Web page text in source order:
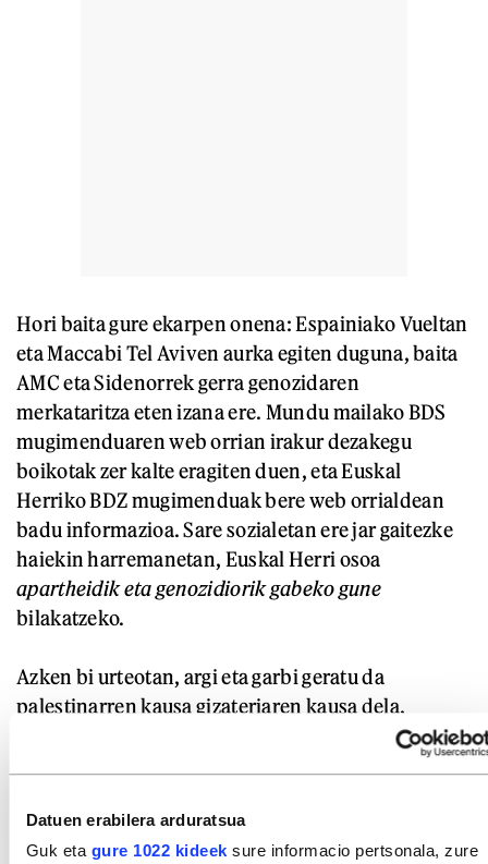
Datuen erabilera arduratsua
Guk eta gure 1022 kideek sure informacio pertsonala, zure
Hori baita gure ekarpen onena: Espainiako Vueltan
eta Maccabi Tel Aviven aurka egiten duguna, baita
AMC eta Sidenorrek gerra genozidaren
merkataritza eten izana ere. Mundu mailako BDS
mugimenduaren web orrian irakur dezakegu
boikotak zer kalte eragiten duen, eta Euskal
Herriko BDZ mugimenduak bere web orrialdean
badu informazioa. Sare sozialetan ere jar gaitezke
haiekin harremanetan, Euskal Herri osoa
apartheidik eta genozidiorik gabeko gune
bilakatzeko.
Azken bi urteotan, argi eta garbi geratu da
palestinarren kausa gizateriaren kausa dela,
munduko herri askeena eta langileena. Bat egin
dezagun, bada, gizaki, herri eta langile bezala, nork